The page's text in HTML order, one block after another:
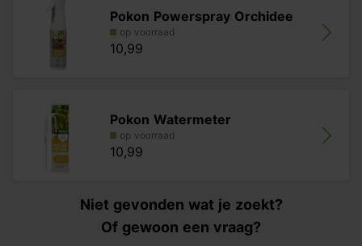
Pokon Powerspray Orchidee
op voorraad
10,99
Pokon Watermeter
op voorraad
10,99
Niet gevonden wat je zoekt?
Of gewoon een vraag?